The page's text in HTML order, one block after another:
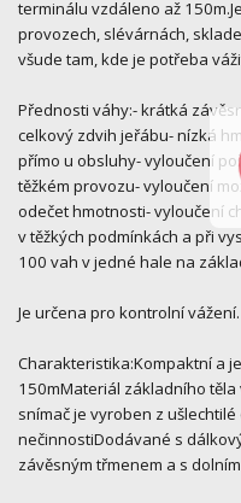
terminálu vzdáleno až
provozech, slévárnách,
všude tam, kde je potřeba
Přednosti váhy:- krátká
celkový zdvih jeřábu- nízká
přímo u obsluhy- vyloučení
těžkém provozu- vyloučení
odečet hmotnosti- vyloučení
v těžkých podmínkách a při
100 vah v jedné hale na
Je určena pro kontrolní vážení.
Charakteristika:Kompaktní a
150mMateriál základního
snímač je vyroben z
nečinnostiDodávané s
závěsným třmenem a s